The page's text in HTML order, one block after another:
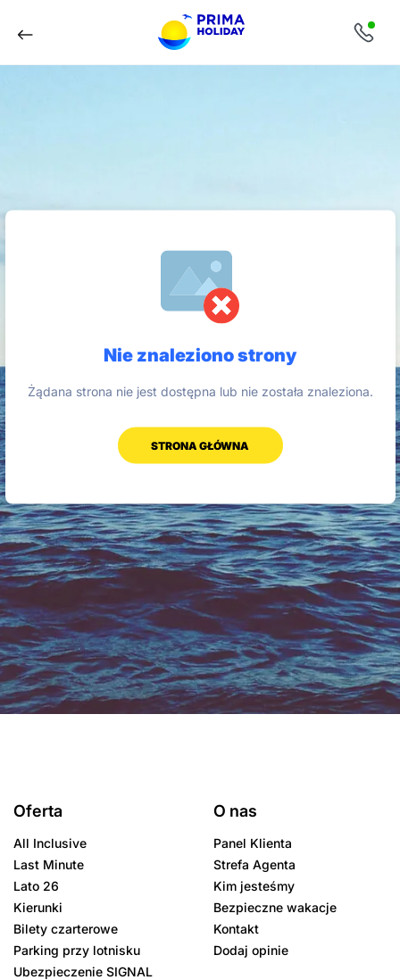
Nie znaleziono strony
Żądana strona nie jest dostępna lub nie została znaleziona.
STRONA GŁÓWNA
Oferta
All Inclusive
Last Minute
Lato 26
Kierunki
Bilety czarterowe
Parking przy lotnisku
Ubezpieczenie SIGNAL
O nas
Panel Klienta
Strefa Agenta
Kim jesteśmy
Bezpieczne wakacje
Kontakt
Dodaj opinie